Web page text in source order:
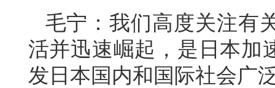
毛宁：我们高度关注有
活并迅速崛起，是日本加
发日本国内和国际社会广